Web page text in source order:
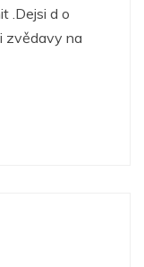
.Dejsi d o
zvědavy na